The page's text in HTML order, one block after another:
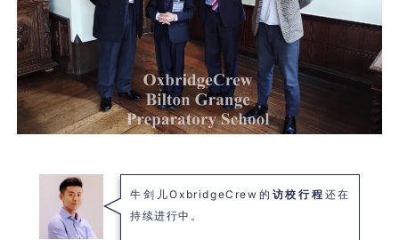
牛剑儿OxbridgeCrew的 访校行程 还在
持续进行中。